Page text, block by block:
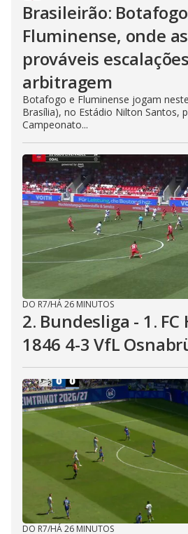
Brasileirão:
Fluminense, onde
prováveis
arbitragem
Botafogo e Fluminense jogam
Brasília), no Estádio Nilton Santos,
Campeonato...
DO R7/HÁ 26 MINUTOS
2. Bundesliga - 1.
1846 4-3 VfL
DO R7/HÁ 26 MINUTOS